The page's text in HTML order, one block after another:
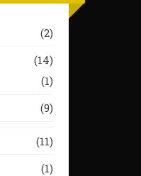
(2)
(14)
(1)
(9)
(11)
(1)